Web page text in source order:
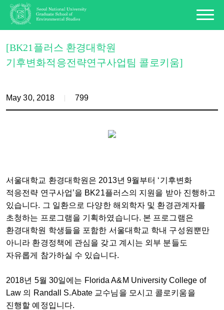
[BK21플러스 환경대학원
기후변화적응전략연구사업팀 콜로키움]
May 30, 2018 799
서울대학교 환경대학원은 2013년 9월부터 ‘기후변화
적응전략 연구사업’을 BK21플러스의 지원을 받아 진행하고
있습니다. 그 일환으로 다양한 해외학자 및 환경관계자를
초청하는 프로그램을 기획하였습니다. 본 프로그램은
환경대학원 학생들을 포함한 서울대학교 학내 구성원뿐만
아니라 환경정책에 관심을 갖고 계시는 외부 분들도
자유롭게 참가하실 수 있습니다.
2018년 5월 30일에는 Florida A&M University College of
Law 의 Randall S.Abate 교수님을 모시고 콜로키움을
진행할 예정입니다.